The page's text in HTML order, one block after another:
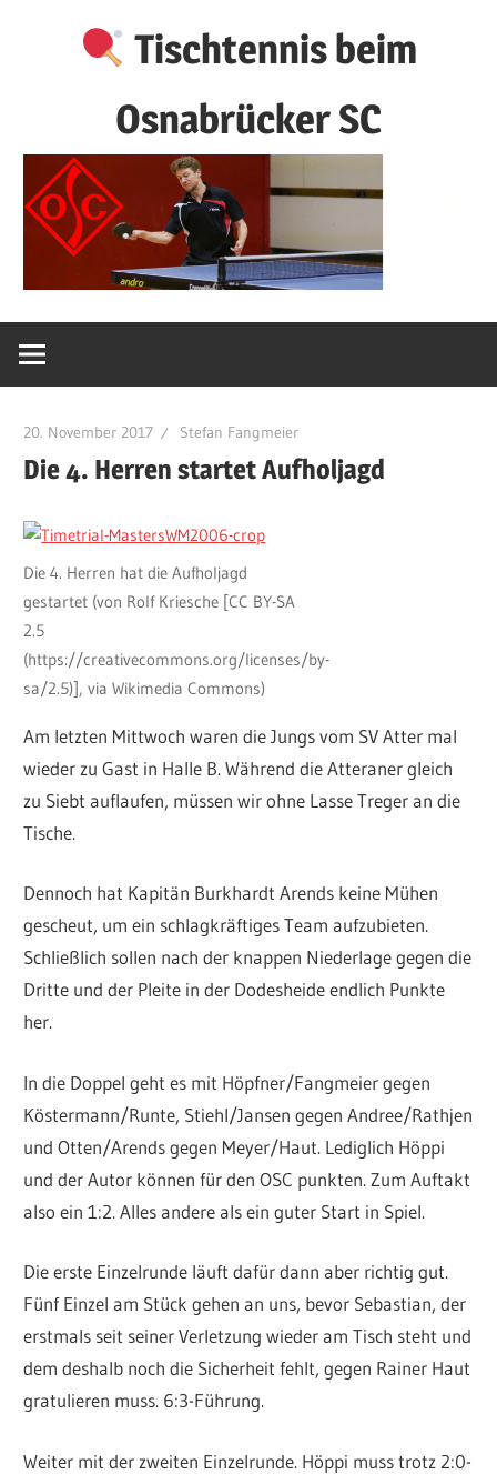
Tischtennis beim
Osnabrücker SC
20. November 2017 Stefan Fangmeier
Die 4. Herren startet Aufholjagd
Die 4. Herren hat die Aufholjagd
gestartet (von Rolf Kriesche [CC BY-SA
2.5
(https://creativecommons.org/licenses/by-
sa/2.5)], via Wikimedia Commons)
Am letzten Mittwoch waren die Jungs vom SV Atter mal
wieder zu Gast in Halle B. Während die Atteraner gleich
zu Siebt auflaufen, müssen wir ohne Lasse Treger an die
Tische.
Dennoch hat Kapitän Burkhardt Arends keine Mühen
gescheut, um ein schlagkräftiges Team aufzubieten.
Schließlich sollen nach der knappen Niederlage gegen die
Dritte und der Pleite in der Dodesheide endlich Punkte
her.
In die Doppel geht es mit Höpfner/Fangmeier gegen
Köstermann/Runte, Stiehl/Jansen gegen Andree/Rathjen
und Otten/Arends gegen Meyer/Haut. Lediglich Höppi
und der Autor können für den OSC punkten. Zum Auftakt
also ein 1:2. Alles andere als ein guter Start in Spiel.
Die erste Einzelrunde läuft dafür dann aber richtig gut.
Fünf Einzel am Stück gehen an uns, bevor Sebastian, der
erstmals seit seiner Verletzung wieder am Tisch steht und
dem deshalb noch die Sicherheit fehlt, gegen Rainer Haut
gratulieren muss. 6:3-Führung.
Weiter mit der zweiten Einzelrunde. Höppi muss trotz 2:0-